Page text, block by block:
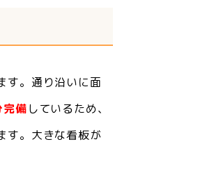
す。通り沿いに面
完備しているため、
す。大きな看板が